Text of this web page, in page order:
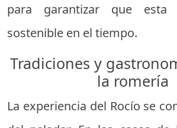
para garantizar que esta
sostenible en el tiempo.
Tradiciones y
la romería
La experiencia del Rocío se